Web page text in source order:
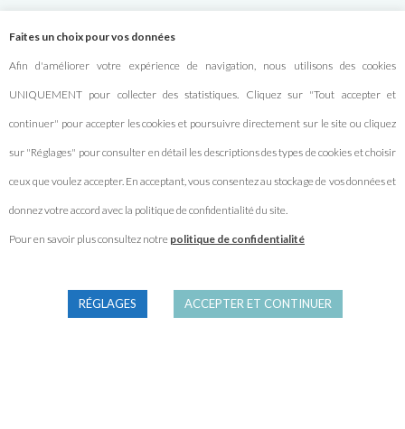
Les vêtements pour voyager
Comprendre le réseau EuroVelo
À PROPOS
Partenariats
Faites un choix pour vos données
Afin d'améliorer votre expérience de navigation, nous utilisons des cookies
UNIQUEMENT pour collecter des statistiques. Cliquez sur "Tout accepter et
continuer" pour accepter les cookies et poursuivre directement sur le site ou cliquez
sur "Réglages" pour consulter en détail les descriptions des types de cookies et choisir
ceux que voulez accepter. En acceptant, vous consentez au stockage de vos données et
donnez votre accord avec la politique de confidentialité du site.
Pour en savoir plus consultez notre politique de confidentialité
RÉGLAGES ACCEPTER ET CONTINUER